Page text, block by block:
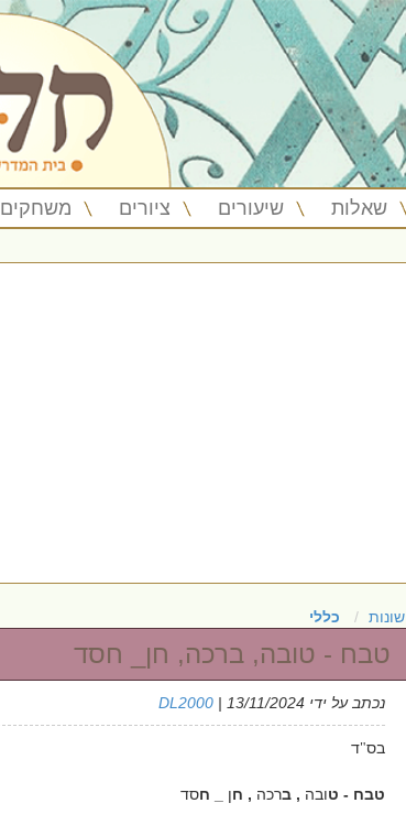
שאלות שיעורים ציורים משחקים
שונות כללי
טבח - טובה, ברכה, חן_ חסד
נכתב על ידי DL2000 | 13/11/2024
בס"ד
טבח - טובה , ברכה , חן _ חסד